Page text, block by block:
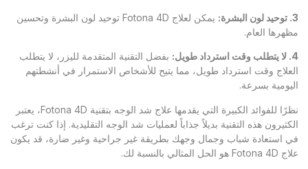
3. توحيد لون البشرة:
يمكن لعلاج Fotona 4D توحيد لون البشرة وتحسين
مظهرها العام.
4. لا يتطلب وقت استرداد طويل: بفضل التقنية المتقدمة لليزر، لا يتطلب
العلاج وقت استرداد طويل، مما يتيح للأشخاص الاستمرار في أنشطتهم
اليومية بسرعة.
نظرًا للفوائد الكبيرة التي يقدمها علاج شد الوجه بتقنية Fotona 4D، يعتبر
الكثيرون هذه التقنية بديلاً جذاباً لعمليات شد الوجه التقليدية. إذا كنت ترغب
في استعادة شباب وجمال وجهك بطريقة غير جراحية وغير ضارة، قد يكون
علاج Fotona 4D هو الحل المثالي بالنسبة لك.